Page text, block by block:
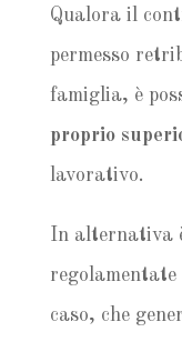
Qualora il
permesso
famiglia, è
proprio
lavorativo.
In alternativa
caso, che